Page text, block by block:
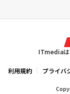
ITmediaは
利用規約 プライバ